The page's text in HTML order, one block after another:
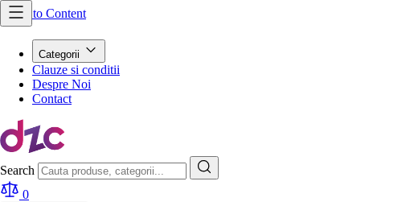
Skip to Content
Categorii
Clauze si conditii
Despre Noi
Contact
Search
0